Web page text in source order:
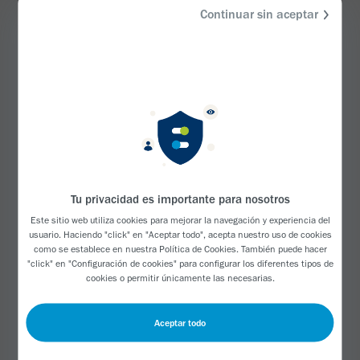
Tu privacidad es importante para nosotros
Este sitio web utiliza cookies para mejorar la navegación y experiencia del
usuario. Haciendo "click" en "Aceptar todo", acepta nuestro uso de cookies
como se establece en nuestra Política de Cookies. También puede hacer
"click" en "Configuración de cookies" para configurar los diferentes tipos de
cookies o permitir únicamente las necesarias.
Aceptar todo
Continuar sin aceptar
Cayos del Sur, Cuba